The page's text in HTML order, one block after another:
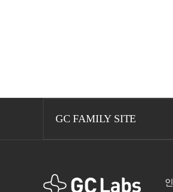
GC FAMILY SITE
GCLabs